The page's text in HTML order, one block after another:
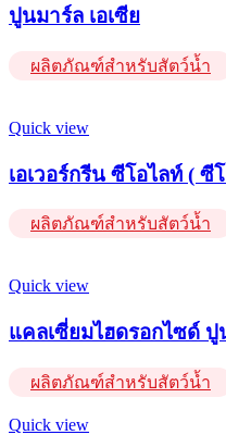
ปูนมาร์ล เอเซีย
ผลิตภัณฑ์สำหรับสัตว์น้ำ
Quick view
เอเวอร์กรีน ซีโอไลท์ ( ซี
ผลิตภัณฑ์สำหรับสัตว์น้ำ
Quick view
แคลเซี่ยมไฮดรอกไซด์ ปู
ผลิตภัณฑ์สำหรับสัตว์น้ำ
Quick view